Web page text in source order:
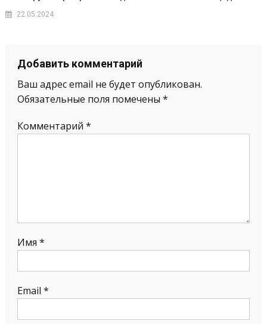
22.05.2024
Добавить комментарий
Ваш адрес email не будет опубликован.
Обязательные поля помечены *
Комментарий *
Имя *
Email *